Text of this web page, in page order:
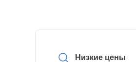
Низкие цены